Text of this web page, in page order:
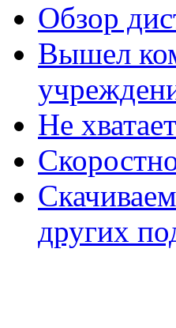
Обзор
Вышел
Не
других